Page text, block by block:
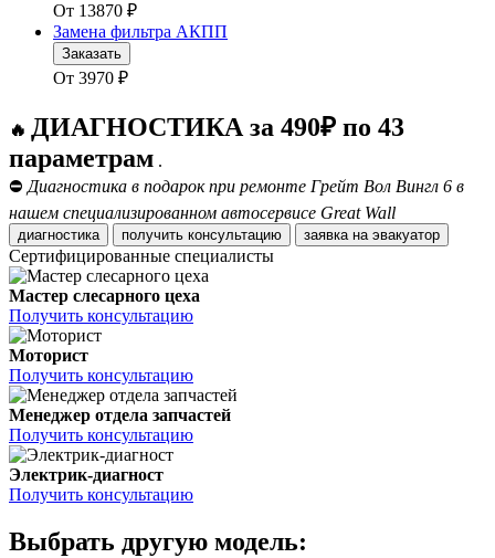
От 13870 ₽
Замена фильтра АКПП
Заказать
От 3970 ₽
🔥 ДИАГНОСТИКА за 490₽ по 43
параметрам .
⛔ Диагностика в подарок при ремонте Грейт Вол Вингл 6 в
нашем специализированном автосервисе Great Wall
диагностика получить консультацию заявка на эвакуатор
Сертифицированные специалисты
Мастер слесарного цеха
Получить консультацию
Моторист
Получить консультацию
Менеджер отдела запчастей
Получить консультацию
Электрик-диагност
Получить консультацию
Выбрать другую модель: